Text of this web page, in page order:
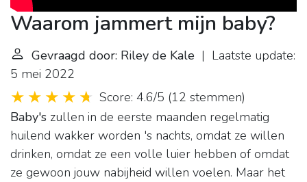
Waarom jammert mijn baby?
Gevraagd door: Riley de Kale | Laatste update:
5 mei 2022
Score: 4.6/5 (12 stemmen)
Baby's zullen in de eerste maanden regelmatig
huilend wakker worden 's nachts, omdat ze willen
drinken, omdat ze een volle luier hebben of omdat
ze gewoon jouw nabijheid willen voelen. Maar het